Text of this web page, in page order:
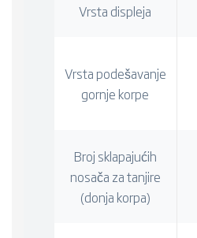
Vrsta displeja
Vrsta podešavanje
gornje korpe
Broj sklapajućih
nosača za tanjire
(donja korpa)